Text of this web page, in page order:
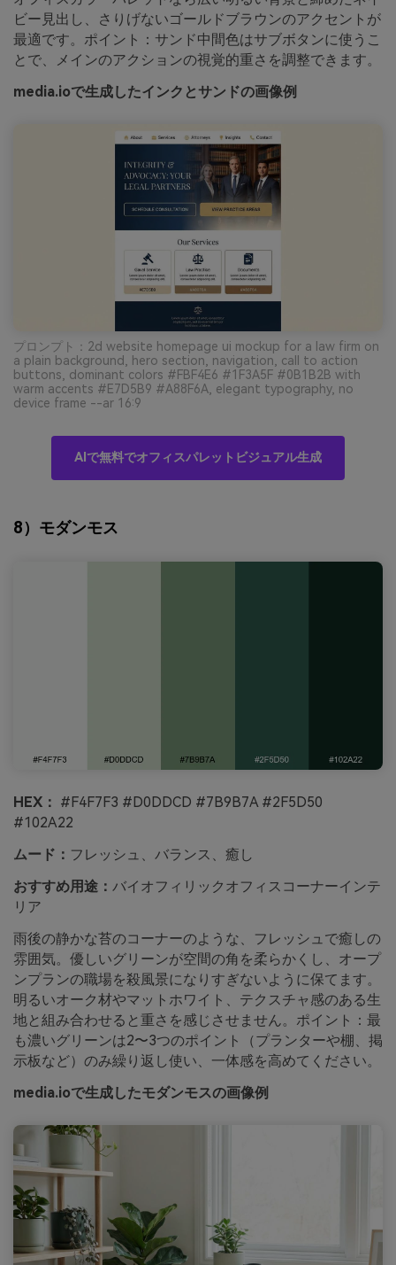
ビー見出し、さりげないゴールドブラウンのアクセントが
最適です。ポイント：サンド中間色はサブボタンに使うこ
とで、メインのアクションの視覚的重さを調整できます。
media.ioで生成したインクとサンドの画像例
プロンプト：2d website homepage ui mockup for a law firm on
a plain background, hero section, navigation, call to action
buttons, dominant colors #FBF4E6 #1F3A5F #0B1B2B with
warm accents #E7D5B9 #A88F6A, elegant typography, no
device frame --ar 16:9
AIで無料でオフィスパレットビジュアル生成
8）モダンモス
HEX： #F4F7F3 #D0DDCD #7B9B7A #2F5D50
#102A22
ムード： フレッシュ、バランス、癒し
おすすめ用途： バイオフィリックオフィスコーナーインテ
リア
雨後の静かな苔のコーナーのような、フレッシュで癒しの
雰囲気。優しいグリーンが空間の角を柔らかくし、オープ
ンプランの職場を殺風景になりすぎないように保てます。
明るいオーク材やマットホワイト、テクスチャ感のある生
地と組み合わせると重さを感じさせません。ポイント：最
も濃いグリーンは2〜3つのポイント（プランターや棚、掲
示板など）のみ繰り返し使い、一体感を高めてください。
media.ioで生成したモダンモスの画像例